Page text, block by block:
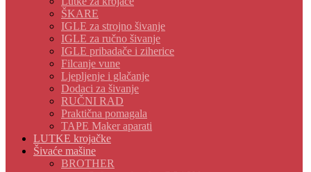
ŠKARE
IGLE za strojno šivanje
IGLE za ručno šivanje
IGLE pribadače i ziherice
Filcanje vune
Ljepljenje i glačanje
Dodaci za šivanje
RUČNI RAD
Praktična pomagala
TAPE Maker aparati
LUTKE krojačke
Šivaće mašine
BROTHER